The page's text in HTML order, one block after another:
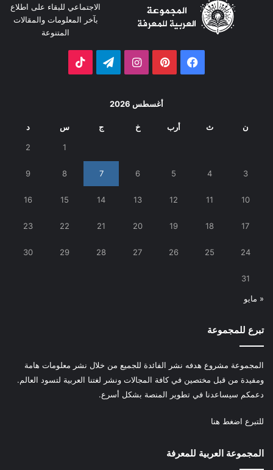
الاجتماعي للبقاء على اطلاع
بآخر المعلومات والمقالات
المتنوعة
فيسبوك بينتيريستانستقرامتيلقرام
أغسطس 2026
ن ث أرب خ ج س د
1
2
3
4
5
6
7
8
9
10
11
12
13
14
15
16
17
18
19
20
21
22
23
24
25
26
27
28
29
30
31
« مايو
تبرع للمجموعة
المجموعة مشروع هدفه نشر الفائدة للجميع من خلال نشر معلومات هامة
ومفيدة من قبل مختصين في كافة المجالات ونشر لغتنا العربية لتسود العالم.
دعمكم سيساعدنا في تطوير المنصة بشكل أسرع.
للتبرع اضغط هنا
المجموعة العربية للمعرفة